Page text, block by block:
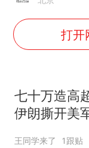
打开
七十万造高
伊朗撕开美
王同学来了 1跟贴